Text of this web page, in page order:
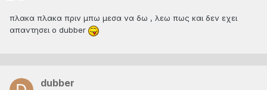
πλακα πλακα πριν μπω μεσα να δω , λεω πως και δεν εχει
απαντησει ο dubber
dubber